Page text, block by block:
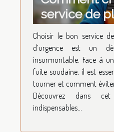
service de
pour vos
Choisir le bon service
d’urgence est un
insurmontable. Face à
fuite soudaine, il est
tourner et comment
Découvrez dans
indispensables...